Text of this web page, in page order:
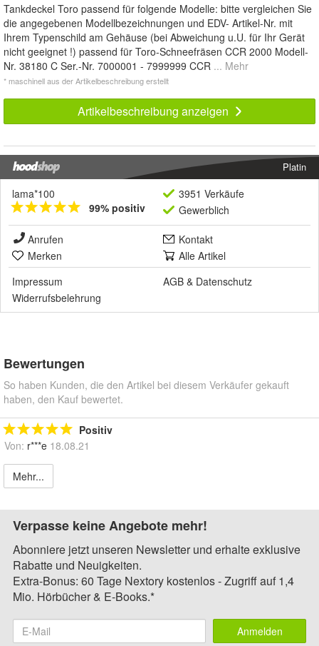
Tankdeckel Toro passend für folgende Modelle: bitte vergleichen Sie
die angegebenen Modellbezeichnungen und EDV- Artikel-Nr. mit
Ihrem Typenschild am Gehäuse (bei Abweichung u.U. für Ihr Gerät
nicht geeignet !) passend für Toro-Schneefräsen CCR 2000 Modell-
Nr. 38180 C Ser.-Nr. 7000001 - 7999999 CCR ... Mehr
* maschinell aus der Artikelbeschreibung erstellt
Artikelbeschreibung anzeigen
Platin
lama*100
99% positiv
3951 Verkäufe
Gewerblich
Anrufen
Kontakt
Merken
Alle Artikel
Impressum
AGB & Datenschutz
Widerrufsbelehrung
Bewertungen
So haben Kunden, die den Artikel bei diesem Verkäufer gekauft
haben, den Kauf bewertet.
Positiv
Von: r***e 18.08.21
Mehr...
Verpasse keine Angebote mehr!
Abonniere jetzt unseren Newsletter und erhalte exklusive
Rabatte und Neuigkeiten.
Extra-Bonus: 60 Tage Nextory kostenlos - Zugriff auf 1,4
Mio. Hörbücher & E-Books.*
Anmelden